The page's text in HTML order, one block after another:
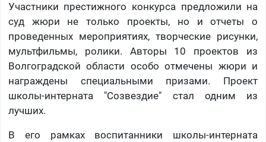
Участники престижного конкурса предложили на
суд жюри не только проекты, но и отчеты о
проведенных мероприятиях, творческие рисунки,
мультфильмы, ролики. Авторы 10 проектов из
Волгоградской области особо отмечены жюри и
награждены специальными призами. Проект
школы-интерната "Созвездие" стал одним из
лучших.
В его рамках воспитанники школы-интерната